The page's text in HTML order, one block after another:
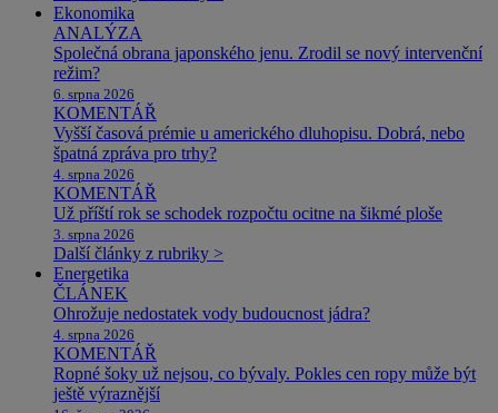
Ekonomika
ANALÝZA
Společná obrana japonského jenu. Zrodil se nový intervenční
režim?
6. srpna 2026
KOMENTÁŘ
Vyšší časová prémie u amerického dluhopisu. Dobrá, nebo
špatná zpráva pro trhy?
4. srpna 2026
KOMENTÁŘ
Už příští rok se schodek rozpočtu ocitne na šikmé ploše
3. srpna 2026
Další články z rubriky >
Energetika
ČLÁNEK
Ohrožuje nedostatek vody budoucnost jádra?
4. srpna 2026
KOMENTÁŘ
Ropné šoky už nejsou, co bývaly. Pokles cen ropy může být
ještě výraznější